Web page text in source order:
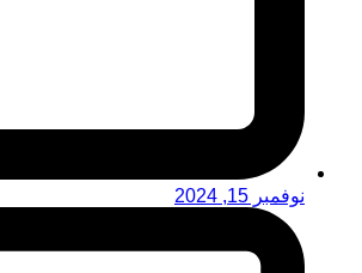
نوفمبر 15, 2024